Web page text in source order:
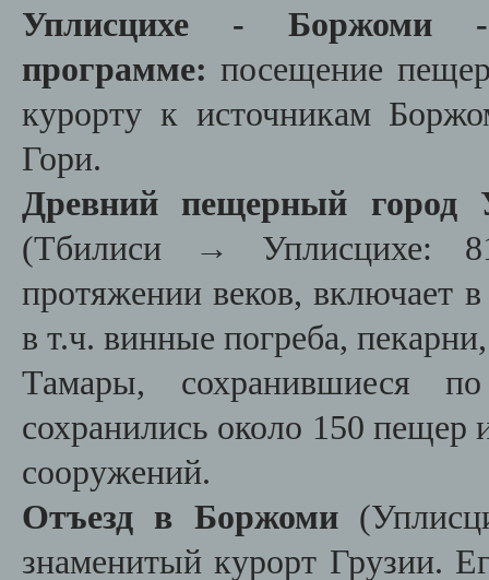
Уплисцихе - Боржоми
программе:посещение
курорту к источникам
Гори.
Древний пещерный
город
(Тбилиси → Уплисцихе:
протяжении веков, включает
в т.ч. винные погреба,
Тамары, сохранившиеся
сохранились около 150 пещер
сооружений.
Отъезд в Боржоми
знаменитый курорт Грузии.